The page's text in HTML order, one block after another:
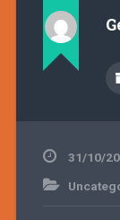
31/10/